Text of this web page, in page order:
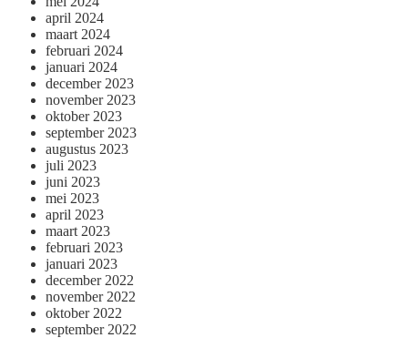
april 2024
maart 2024
februari 2024
januari 2024
december 2023
november 2023
oktober 2023
september 2023
augustus 2023
juli 2023
juni 2023
mei 2023
april 2023
maart 2023
februari 2023
januari 2023
december 2022
november 2022
oktober 2022
september 2022